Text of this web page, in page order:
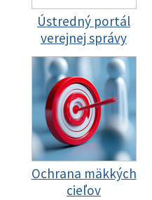
Ústredný portál
verejnej správy
Ochrana mäkkých
cieľov